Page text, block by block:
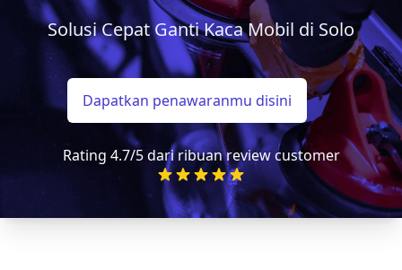
Solusi Cepat Ganti Kaca Mobil di Solo
Dapatkan penawaranmu disini
Rating 4.7/5 dari ribuan review customer